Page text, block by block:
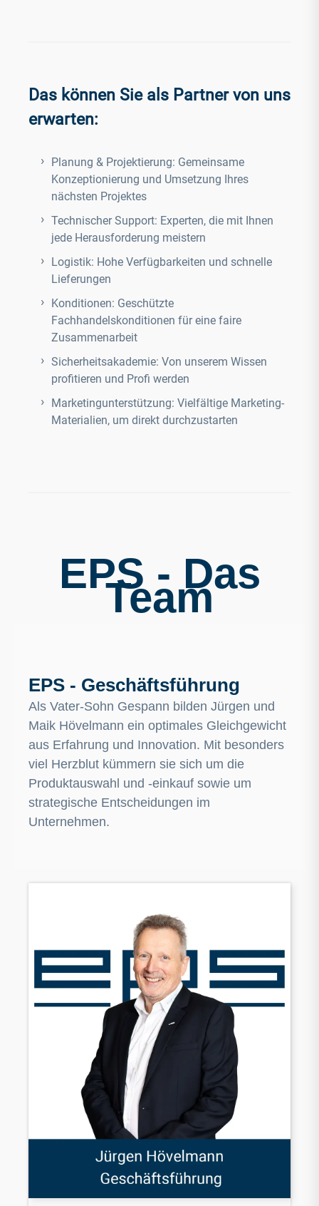
Das können Sie als Partner von uns
erwarten:
Planung & Projektierung: Gemeinsame
Konzeptionierung und Umsetzung Ihres
nächsten Projektes
Technischer Support: Experten, die mit Ihnen
jede Herausforderung meistern
Logistik: Hohe Verfügbarkeiten und schnelle
Lieferungen
Konditionen: Geschützte
Fachhandelskonditionen für eine faire
Zusammenarbeit
Sicherheitsakademie: Von unserem Wissen
profitieren und Profi werden
Marketingunterstützung: Vielfältige Marketing-
Materialien, um direkt durchzustarten
EPS - Das
Team
EPS - Geschäftsführung
Als Vater-Sohn Gespann bilden Jürgen und
Maik Hövelmann ein optimales Gleichgewicht
aus Erfahrung und Innovation. Mit besonders
viel Herzblut kümmern sie sich um die
Produktauswahl und -einkauf sowie um
strategische Entscheidungen im
Unternehmen.